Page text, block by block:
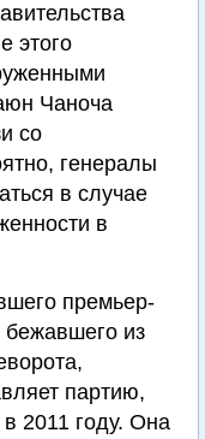
этого
Чаноча
со
генералы
в случае
в
премьер-
из
партию,
2011 году. Она